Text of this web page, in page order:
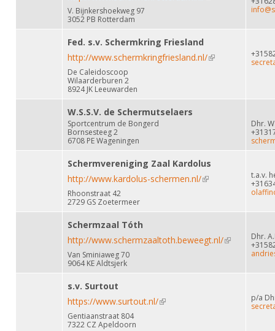
V. Bijnkershoekweg 97
3052 PB Rotterdam
Fed. s.v. Schermkring Friesland
http://www.schermkringfriesland.nl/(link is external)
De Caleidoscoop
Wilaarderburen 2
8924 JK Leeuwarden
W.S.S.V. de Schermutselaers
Sportcentrum de Bongerd
Bornsesteeg 2
6708 PE Wageningen
Dhr.
Schermvereniging Zaal Kardolus
http://www.kardolus-schermen.nl/(link is external)
Rhoonstraat 42
2729 GS Zoetermeer
t.a.v.
Schermzaal Tóth
http://www.schermzaaltoth.beweegt.nl/(link is
external)
Van Sminiaweg 70
9064 KE Aldtsjerk
Dhr.
s.v. Surtout
https://www.surtout.nl/(link is external)
Gentiaanstraat 804
7322 CZ Apeldoorn
p/a